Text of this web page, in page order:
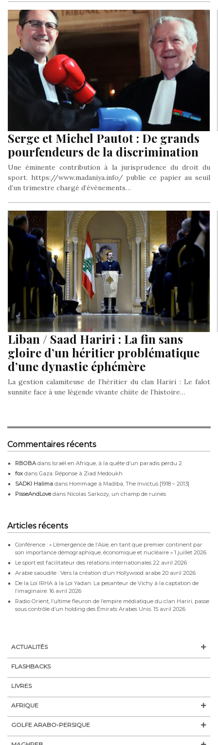
Hariri 2/2 : Requiem pour une escroquerie politique,…
Serge et Michel Pautot : De grands
pourfendeurs de la discrimination
Une éminente contribution à la jurisprudence du droit du
sport. https://www.madaniya.info/ publie ce papier au seuil
d’un trimestre chargé d’événements…
Liban / Saad Hariri : La fin sans
gloire d’un héritier problématique
d’une dynastie éphémère
La gestion calamiteuse de l’héritier du clan Hariri : Le falot
sunnite face à une légende vivante chiite de l’histoire…
Commentaires récents
RBOBA dans Israël en Afrique, à la quête d’un paradis perdu 2
fox dans Gaza: Réponse à Ziad Medoukh
SADKI Halima dans Hommage à Madiba, The Invictus [1918 – 2013]
PisseAndLovedans Nicolas Sarkozy, un champ de ruines
Articles récents
Conférence : « L’émergence de l’Asie, en tant que premier continent par
son importance démographique, économique et nucléaire » 1 juillet 2026
Le sport est facilitateur des relations internationales 22 avril 2026
Arabie saoudite : Vers la création d’un Hollywood arabe 20 avril 2026
De la Loi IRHA à la Loi Yadan: La pesanteur de Vichy à la captation de
l’imaginaire. 16 avril 2026
Radio Orient, l’ultime fleuron de l’empire médiatique du clan Hariri, passe
sous contrôle d’un holding des Émirats Arabes Unis. 15 avril 2026
ACTUALITÉS
FLASHBACKS
LIVRES
AFRIQUE
GOLFE ARABO-PERSIQUE